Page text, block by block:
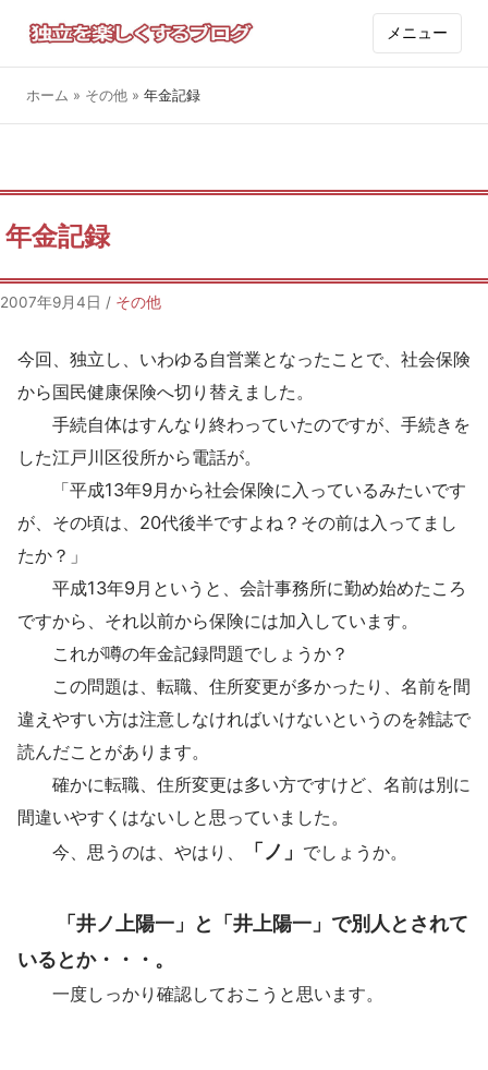
メニュー
ホーム » その他 » 年金記録
年金記録
2007年9月4日 / その他
今回、独立し、いわゆる自営業となったことで、社会保険
から国民健康保険へ切り替えました。
手続自体はすんなり終わっていたのですが、手続きを
した江戸川区役所から電話が。
「平成13年9月から社会保険に入っているみたいです
が、その頃は、20代後半ですよね？その前は入ってまし
たか？」
平成13年9月というと、会計事務所に勤め始めたころ
ですから、それ以前から保険には加入しています。
これが噂の年金記録問題でしょうか？
この問題は、転職、住所変更が多かったり、名前を間
違えやすい方は注意しなければいけないというのを雑誌で
読んだことがあります。
確かに転職、住所変更は多い方ですけど、名前は別に
間違いやすくはないしと思っていました。
今、思うのは、やはり、
「ノ」 でしょうか。
「井ノ上陽一」と「井上陽一」で別人とされて
いるとか・・・。
一度しっかり確認しておこうと思います。